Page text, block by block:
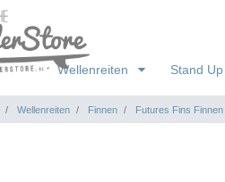
Wellenreiten Stand
Wellenreiten Finnen Futures Fins Finnen